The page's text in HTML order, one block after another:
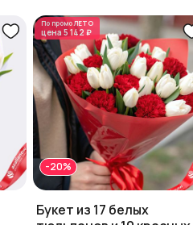
По промоЛЕТО
цена 5 142 ₽
-20%
Букет из 17 белых